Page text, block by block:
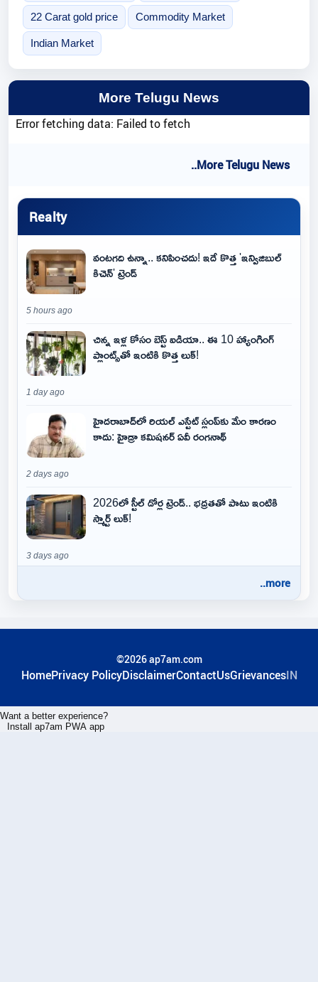
22 Carat gold price Commodity Market
Indian Market
More Telugu News
Error fetching data: Failed to fetch
..More Telugu News
Realty
వంటగది ఉన్నా.. కనిపించదు! ఇదే కొత్త 'ఇన్విజిబుల్
కిచెన్' ట్రెండ్
5 hours ago
చిన్న ఇళ్ల కోసం బెస్ట్ ఐడియా.. ఈ 10 హ్యాంగింగ్
ప్లాంట్స్‌తో ఇంటికి కొత్త లుక్!
1 day ago
హైదరాబాద్‌లో రియల్ ఎస్టేట్ స్లంప్‌కు మేం కారణం
కాదు: హైడ్రా కమిషనర్ ఏవీ రంగనాథ్
2 days ago
2026లో స్టీల్ డోర్ల ట్రెండ్.. భద్రతతో పాటు ఇంటికి
స్మార్ట్ లుక్!
3 days ago
..more
©2026 ap7am.com
HomePrivacy PolicyDisclaimerContactUsGrievancesIN
Want a better experience?
Install ap7am PWA app